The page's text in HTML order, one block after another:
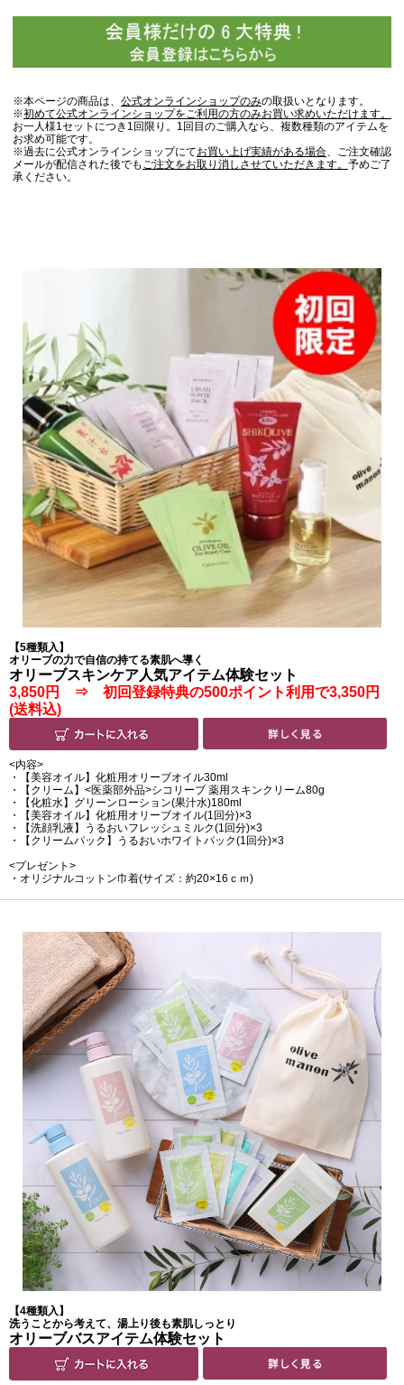
※本ページの商品は、 公式オンラインショップのみの取扱いとなります。
※初めて公式オンラインショップをご利用の方のみお買い求めいただけます。
お一人様1セットにつき1回限り。1回目のご購入なら、複数種類のアイテムを
お求め可能です。
※過去に公式オンラインショップにてお買い上げ実績がある場合 、ご注文確認
メールが配信された後でも ご注文をお取り消しさせていただきます。 予めご了
承ください。
【5種類入】
オリーブの力で自信の持てる素肌へ導く
オリーブスキンケア人気アイテム体験セット
3,850円 ⇒ 初回登録特典の500ポイント利用で3,350円
(送料込)
<内容>
・【美容オイル】化粧用オリーブオイル30ml
・【クリーム】<医薬部外品>シコリーブ 薬用スキンクリーム80g
・【化粧水】グリーンローション(果汁水)180ml
・【美容オイル】化粧用オリーブオイル(1回分)×3
・【洗顔乳液】うるおいフレッシュミルク(1回分)×3
・【クリームパック】うるおいホワイトパック(1回分)×3
<プレゼント>
・オリジナルコットン巾着(サイズ：約20×16ｃｍ)
【4種類入】
洗うことから考えて、湯上り後も素肌しっとり
オリーブバスアイテム体験セット